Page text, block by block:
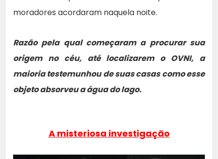
moradores acordaram naquela noite.
Razão pela qual começaram a procurar sua
origem no céu, até localizarem o OVNI, a
maioria testemunhou de suas casas como esse
objeto absorveu a água do lago.
A misteriosa investigação